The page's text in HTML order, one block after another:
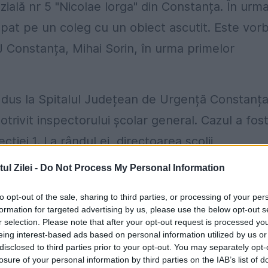
Zilei - Do Not Process My Personal Information
opt-out of the sale, sharing to third parties, or processing of your
for targeted advertising by us, please use the below opt-out
selection. Please note that after your opt-out request is processed
interest-based ads based on personal information utilized by us
to third parties prior to your opt-out. You may separately
of your personal information by third parties on the IAB’s list of
nr 5 "Nicolae Iorga" din Constanța. În urma
pe un coleg cu un obiect ascutit. Este
Mihai Sorin, în urma primelor
la Spitalul Județean de Urgență
inspectorului școlar general. Cazul a fost
1. La rândul ei, directoarea școlii
o anchetă pentru a stabili împrejurările în
al ISJ Constanța, Mihai Sorin, a precizat că,
toate informațiile adunate în urma
printr-un comunicat de presă
fost sesizați cu privire la faptul că doi elevi ai